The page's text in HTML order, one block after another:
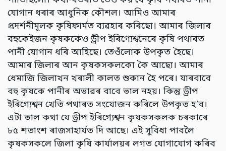
যোগান ধৰাৰ আধুনিক কৌশল। আমিও আমাৰ
প্ৰদৰ্শনীমূলক কৃষিফাৰ্মত ব্যৱহাৰ কৰিছো। আমাৰ জিলাৰ
বহুকেইজন কৃষককেও ড্ৰীপ ইৰিগ্যেশ্বনেৰে কৃষি পথাৰত
পানী যোগান ধৰি আহিছে। তেওঁলোক উপকৃত হৈছে।
আমাৰ জিলাৰ আন কৃষকসকলকো কৈ আছো। আমাৰ
ধেমাজি জিলাখন খৰালী কালত শুকান হৈ পৰে। যাৰবাবে
বহু কৃষকে পানীৰ অভাৱৰ বাবে ভাল নহয়। কিন্তু ড্ৰীপ
ইৰিগ্যেশ্বন খেতি পথাৰত সংযোজন কৰিলে উপকৃত হ’ব।
এটা ভাল কথা যে ড্ৰীপ ইৰিগ্যেশ্বন কৃষকসকলক চৰকাৰে
৮৫ শতাংশ ৰাজসাহাৰ্যত দি আছে। এই সুবিধা পাবলৈ
কৃষকসকলে জিলা কৃষি কাৰ্যালয়ৰ লগত যোগাযোগ কৰিব